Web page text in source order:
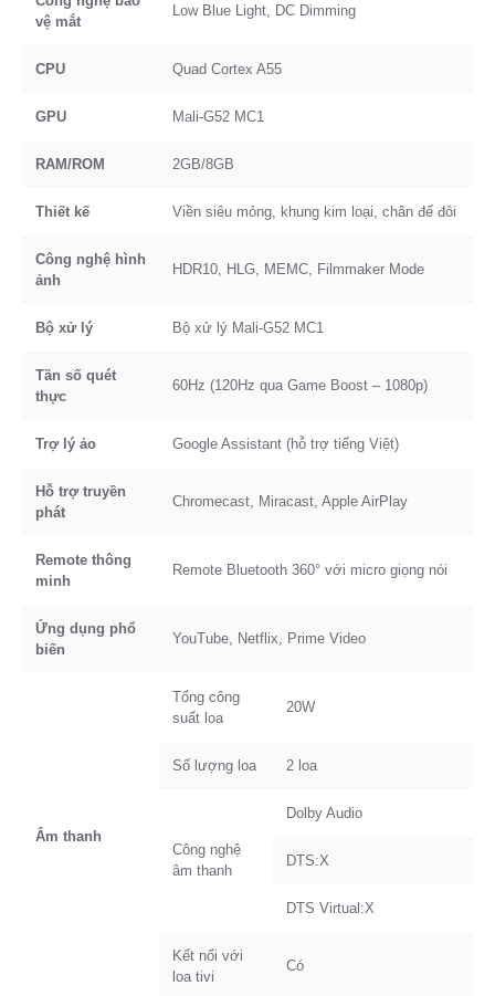
vệ mắt
Low Blue Light, DC Dimming
CPU Quad Cortex A55
GPU Mali-G52 MC1
RAM/ROM 2GB/8GB
Thiết kế Viền siêu mỏng, khung kim loại, chân đế đôi
Công nghệ hình
ảnh
HDR10, HLG, MEMC, Filmmaker Mode
Bộ xử lý Bộ xử lý Mali-G52 MC1
Tần số quét
thực
60Hz (120Hz qua Game Boost – 1080p)
Trợ lý ảo Google Assistant (hỗ trợ tiếng Việt)
Hỗ trợ truyền
phát
Chromecast, Miracast, Apple AirPlay
Remote thông
minh
Remote Bluetooth 360° với micro giọng nói
Ứng dụng phổ
biến
YouTube, Netflix, Prime Video
Âm thanh
Tổng công
suất loa
20W
Số lượng loa 2 loa
Công nghệ
âm thanh
Dolby Audio
DTS:X
DTS Virtual:X
Kết nối với
loa tivi
Có